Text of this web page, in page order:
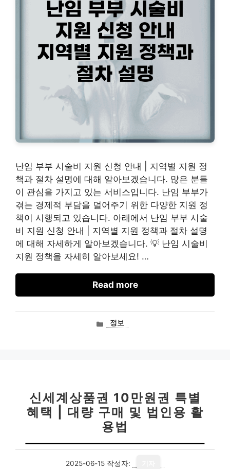
난임 부부 시술비 지원 신청 안내 | 지역별 지원 정
책과 절차 설명에 대해 알아보겠습니다. 많은 분들
이 관심을 가지고 있는 서비스입니다. 난임 부부가
겪는 경제적 부담을 덜어주기 위한 다양한 지원 정
책이 시행되고 있습니다. 아래에서 난임 부부 시술
비 지원 신청 안내 | 지역별 지원 정책과 절차 설명
에 대해 자세하게 알아보겠습니다. 💡 난임 시술비
지원 정책을 자세히 알아보세요! …
Read more
카정보
신세계상품권 10만원권 특별
혜택 | 대량 구매 및 법인용 활
용법
2025-06-15 작성자: